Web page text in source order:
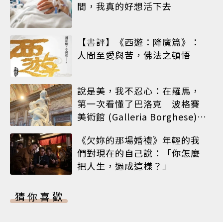
間，我真的好想活下去
【書評】《西遊：降魔篇》：
人間至愛與苦，佛法之頓悟
說是美，我不忍心：在羅馬，
第一次看懂了巴洛克｜波格賽
美術館 (Galleria Borghese)｜
《欠妳的那場婚禮》年輕的我
們對現在的自己說：「你怎麼
把人生，過成這樣？」
猜你喜歡